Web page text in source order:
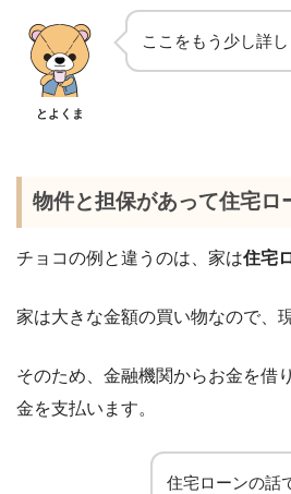
とよくま
ここをもう少し詳
物件と担保があって住宅ロ
チョコの例と違うのは、家は住宅
家は大きな金額の買い物なので、
そのため、金融機関からお金を借
金を支払います。
住宅ローンの話